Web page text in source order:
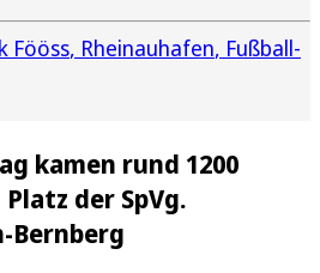
Fööss Rheinauhafen Fußball-
kamen rund 1200
der SpVg.
Bernberg